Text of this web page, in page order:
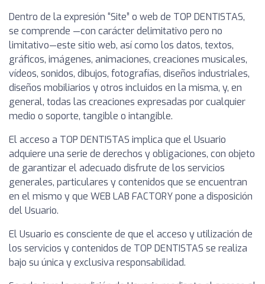
Dentro de la expresión “Site” o web de TOP DENTISTAS,
se comprende —con carácter delimitativo pero no
limitativo—este sitio web, así como los datos, textos,
gráficos, imágenes, animaciones, creaciones musicales,
vídeos, sonidos, dibujos, fotografías, diseños industriales,
diseños mobiliarios y otros incluidos en la misma, y, en
general, todas las creaciones expresadas por cualquier
medio o soporte, tangible o intangible.
El acceso a TOP DENTISTAS implica que el Usuario
adquiere una serie de derechos y obligaciones, con objeto
de garantizar el adecuado disfrute de los servicios
generales, particulares y contenidos que se encuentran
en el mismo y que WEB LAB FACTORY pone a disposición
del Usuario.
El Usuario es consciente de que el acceso y utilización de
los servicios y contenidos de TOP DENTISTAS se realiza
bajo su única y exclusiva responsabilidad.